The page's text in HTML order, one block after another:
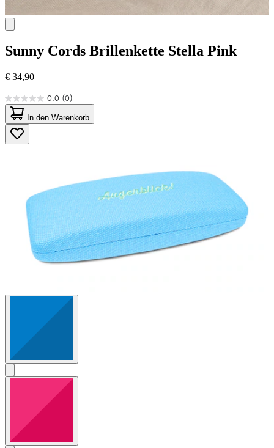
Sunny Cords Brillenkette Stella Pink
€ 34,90
0.0 (0)
0.0
von
5
Sternen.
In den Warenkorb